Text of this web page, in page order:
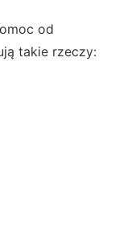
od
takie rzeczy: